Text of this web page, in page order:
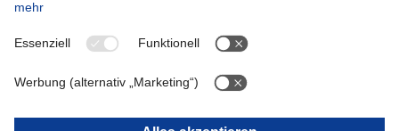
Switzerland
OCEANIA